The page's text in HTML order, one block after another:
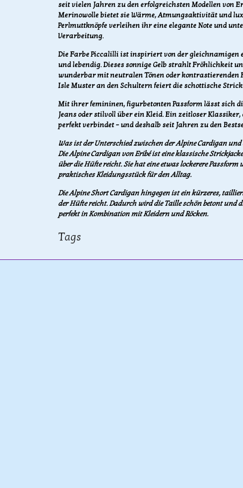
seit vielen Jahren zu den erfolgreichsten Modellen von
Merinowolle bietet sie Wärme, Atmungsaktivität und
Perlmuttknöpfe verleihen ihr eine elegante Note und
Verarbeitung.
Die Farbe Piccalilli ist inspiriert von der gleichnamigen
und lebendig. Dieses sonnige Gelb strahlt Fröhlichkeit
wunderbar mit neutralen Tönen oder kontrastierenden
Isle Muster an den Schultern feiert die schottische
Mit ihrer femininen, figurbetonten Passform lässt sich
Jeans oder stilvoll über ein Kleid. Ein zeitloser
perfekt verbindet – und deshalb seit Jahren zu den
Was ist der Unterschied zwischen der Alpine Cardigan
Die Alpine Cardigan von Eribé ist eine klassische
über die Hüfte reicht. Sie hat eine etwas lockerere
praktisches Kleidungsstück für den Alltag.
Die Alpine Short Cardigan hingegen ist ein kürzeres,
der Hüfte reicht. Dadurch wird die Taille schön betont und
perfekt in Kombination mit Kleidern und Röcken.
Tags